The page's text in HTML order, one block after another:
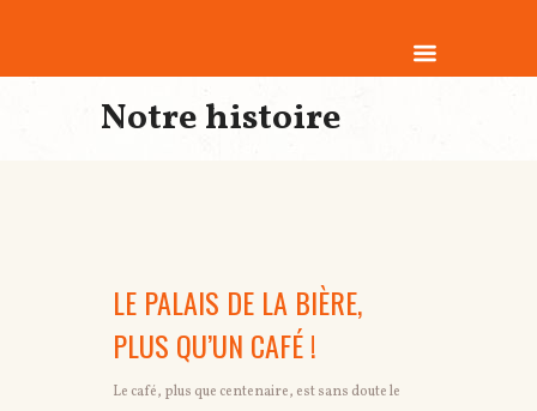
Notre histoire
LE PALAIS DE LA BIÈRE,
PLUS QU’UN CAFÉ !
Le café, plus que centenaire, est sans doute le